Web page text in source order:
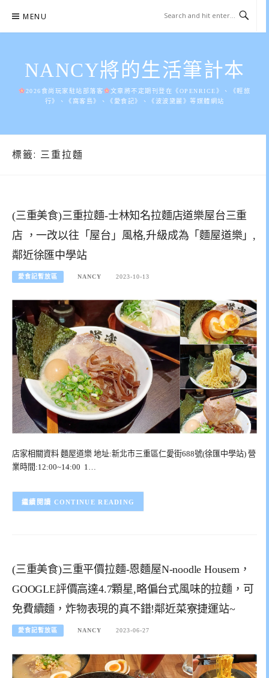
content
MENU
NANCY將的生活筆計本
2026食尚玩家駐站部落客
文章將不定期刊登在《OPENRICE》、《輕旅
行》、《窩客島》、《愛食記》、《波波黛麗》等媒體網站
標籤: 三重拉麵
(三重美食)三重拉麵-士林知名拉麵店道樂屋台三重
店 ，一改以往「屋台」風格,升級成為「麵屋道樂」,
鄰近徐匯中學站
愛食記暫放區 NANCY 2023-10-13
店家相關資料 麵屋道樂 地址:新北市三重區仁愛街688號(徐匯中學站) 營
業時間:12:00~14:00 1…
CONTINUE READING
(三重美食)三重平價拉麵-恩麵屋N-noodle Housem，
GOOGLE評價高達4.7顆星,略偏台式風味的拉麵，可
免費續麵，炸物表現的真不錯!鄰近菜寮捷運站~
愛食記暫放區 NANCY 2023-06-27